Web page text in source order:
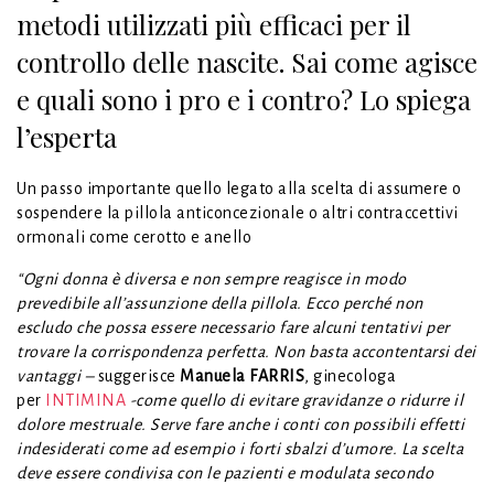
metodi utilizzati più efficaci per il
controllo delle nascite. Sai come agisce
e quali sono i pro e i contro? Lo spiega
l’esperta
Un passo importante quello legato alla scelta di assumere o
sospendere la pillola anticoncezionale o altri contraccettivi
ormonali come cerotto e anello
“Ogni donna è diversa e non sempre reagisce in modo
prevedibile all’assunzione della pillola. Ecco perché non
escludo che possa essere necessario fare alcuni tentativi per
trovare la corrispondenza perfetta. Non basta accontentarsi dei
vantaggi –suggerisce Manuela FARRIS, ginecologa
per
INTIMINA -come quello di evitare gravidanze o ridurre il
dolore mestruale. Serve fare anche i conti con possibili effetti
indesiderati come ad esempio i forti sbalzi d’umore. La scelta
deve essere condivisa con le pazienti e modulata secondo